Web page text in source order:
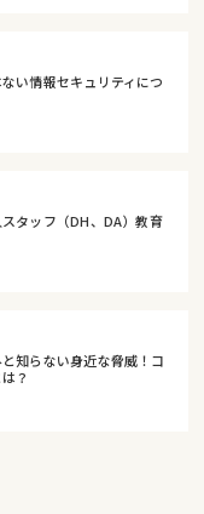
い情報セキュリティにつ
タッフ（DH、DA）教育
知らない身近な脅威！コ
？